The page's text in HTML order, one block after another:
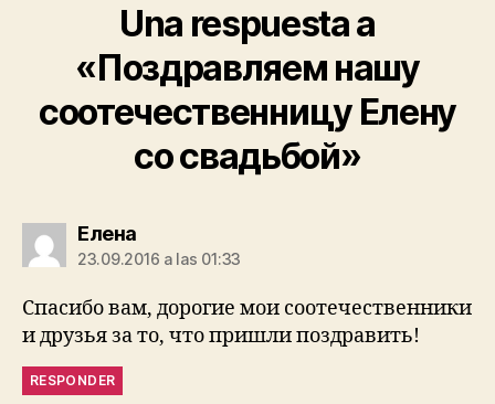
Una respuesta a
«Поздравляем нашу
соотечественницу Елену
со свадьбой»
Еленаdice:
23.09.2016 a las 01:33
Спасибо вам, дорогие мои соотечественники
и друзья за то, что пришли поздравить!
RESPONDER